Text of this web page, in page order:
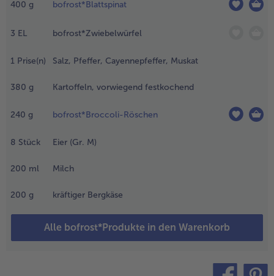
- 5 € beim Kauf von 7 Schlemmermenüs nach Wahl
400 g bofrost*Blattspinat
3 EL bofrost*Zwiebelwürfel
1 Prise(n) Salz, Pfeffer, Cayennepfeffer, Muskat
380 g Kartoffeln, vorwiegend festkochend
240 g bofrost*Broccoli-Röschen
8 Stück Eier (Gr. M)
200 ml Milch
200 g kräftiger Bergkäse
Alle bofrost*Produkte in den Warenkorb
2
mit
Spinat mit